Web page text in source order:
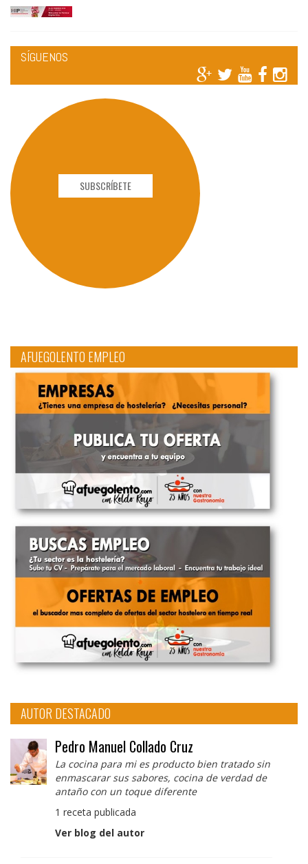
SÍGUENOS
SUBSCRÍBETE
AFUEGOLENTO EMPLEO
AUTOR DESTACADO
Pedro Manuel Collado Cruz
La cocina para mi es producto bien tratado sin
enmascarar sus sabores, cocina de verdad de
antaño con un toque diferente
1 receta publicada
Ver blog del autor